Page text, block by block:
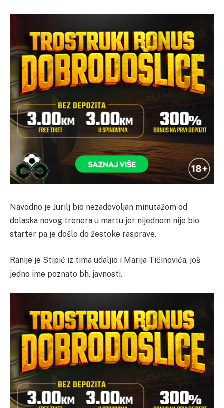
Navodno je Jurilj bio nezadovoljan minutažom od
dolaska novog trenera u martu jer nijednom nije bio
starter pa je došlo do žestoke rasprave.
Ranije je Stipić iz tima udaljio i Marija Tičinovića, još
jedno ime poznato bh. javnosti.